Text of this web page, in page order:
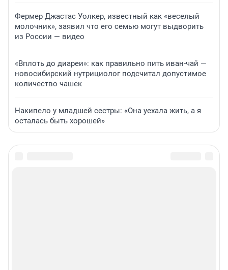
Фермер Джастас Уолкер, известный как «веселый
молочник», заявил что его семью могут выдворить
из России — видео
«Вплоть до диареи»: как правильно пить иван-чай —
новосибирский нутрициолог подсчитал допустимое
количество чашек
Накипело у младшей сестры: «Она уехала жить, а я
осталась быть хорошей»